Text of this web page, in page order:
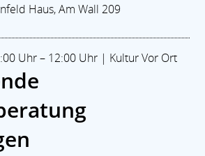
Haus, Am Wall 209
Uhr – 12:00 Uhr | Kultur Vor Ort